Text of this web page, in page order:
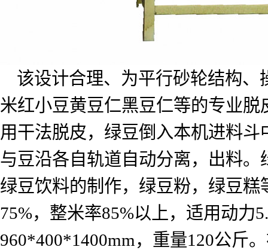
该设计合理、为平行砂轮结构
米红小豆黄豆仁黑豆仁等的专业
用干法脱皮，绿豆倒入本机进料
与豆沿各自轨道自动分离，出料
绿豆饮料的制作，绿豆粉，绿豆
75%，整米率85%以上，适用动力
960*400*1400mm ，重量120公斤